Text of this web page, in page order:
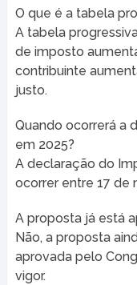
O que é a tabela
A tabela
de imposto
contribuinte
justo.
Quando ocorrerá a
em 2025?
A declaração do
ocorrer entre 17 de
A proposta já está
Não, a proposta
aprovada pelo
vigor.